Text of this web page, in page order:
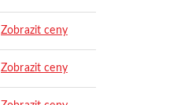
Zobrazit ceny
Zobrazit ceny